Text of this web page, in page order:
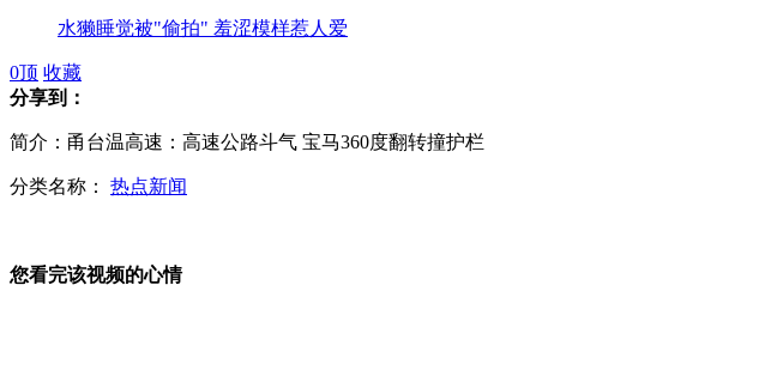
水獭睡觉被"偷拍" 羞涩模样惹人爱
尼加拉瓜火山喷发 近3000人被迫撤离
崔永元孟非获最佳电视节目主持人奖
俄罗斯：激光焰火表演 为APEC助兴
0顶 收藏
分享到：
简介：甬台温高速：高速公路斗气 宝马360度翻转撞护栏
分类名称： 热点新闻
您看完该视频的心情